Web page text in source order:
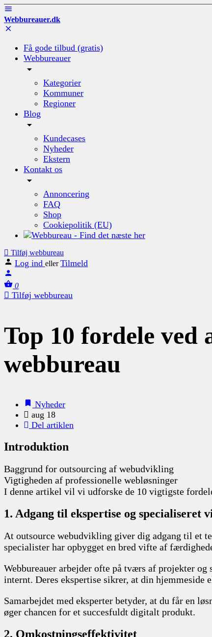
Webbureauer.dk
Få gode tilbud (gratis)
Webbureauer
Kategorier
Kommuner
Regioner
Blog
Kundecases
Nyheder
Ekstern
Kontakt os
Annoncering
FAQ
Shop
Cookiepolitik (EU)
Tilføj webbureau
Log ind eller Tilmeld
0
Tilføj webbureau
Top 10 fordele
webbureau
Nyheder
aug 18
Del artiklen
Introduktion
Baggrund for outsourcing af webudvikling
Vigtigheden af professionelle webløsninger
I denne artikel vil vi udforske de 10 vigtigste
1. Adgang til ekspertise og specialiseret
At outsource webudvikling giver dig adgang til et
specialister har opbygget en bred vifte af
Webbureauer arbejder ofte på tværs af projekter
internt. Deres ekspertise sikrer, at din
Samarbejdet med eksperter betyder, at du får en
øger chancen for et succesfuldt digitalt produkt.
2. Omkostningseffektivitet